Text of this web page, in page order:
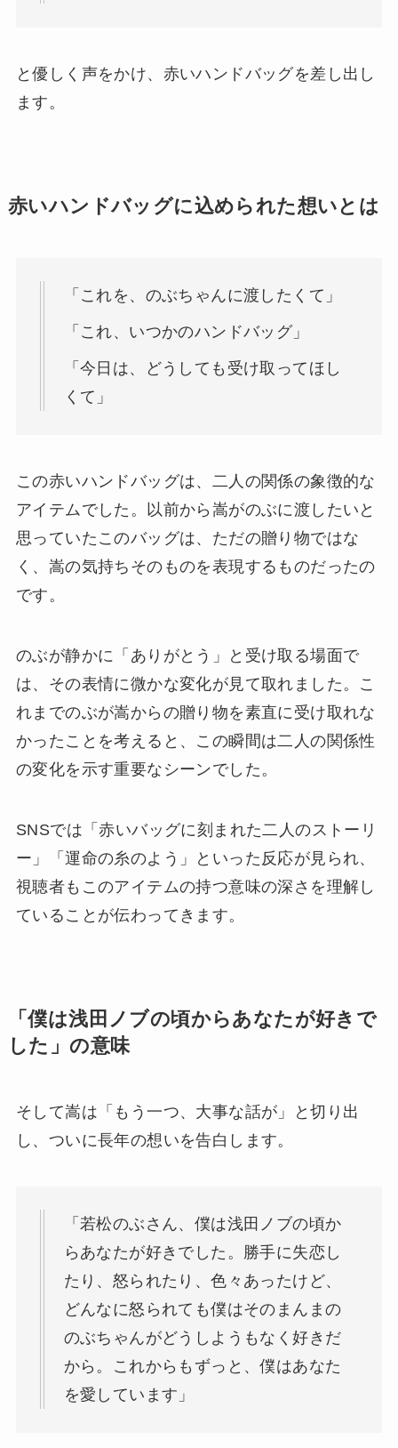
と優しく声をかけ、赤いハンドバッグを差し出し
ます。
赤いハンドバッグに込められた想いとは
「これを、のぶちゃんに渡したくて」
「これ、いつかのハンドバッグ」
「今日は、どうしても受け取ってほし
くて」
この赤いハンドバッグは、二人の関係の象徴的な
アイテムでした。以前から嵩がのぶに渡したいと
思っていたこのバッグは、ただの贈り物ではな
く、嵩の気持ちそのものを表現するものだったの
です。
のぶが静かに「ありがとう」と受け取る場面で
は、その表情に微かな変化が見て取れました。こ
れまでのぶが嵩からの贈り物を素直に受け取れな
かったことを考えると、この瞬間は二人の関係性
の変化を示す重要なシーンでした。
SNSでは「赤いバッグに刻まれた二人のストーリ
ー」「運命の糸のよう」といった反応が見られ、
視聴者もこのアイテムの持つ意味の深さを理解し
ていることが伝わってきます。
「僕は浅田ノブの頃からあなたが好きで
した」の意味
そして嵩は「もう一つ、大事な話が」と切り出
し、ついに長年の想いを告白します。
「若松のぶさん、僕は浅田ノブの頃か
らあなたが好きでした。勝手に失恋し
たり、怒られたり、色々あったけど、
どんなに怒られても僕はそのまんまの
のぶちゃんがどうしようもなく好きだ
から。これからもずっと、僕はあなた
を愛しています」